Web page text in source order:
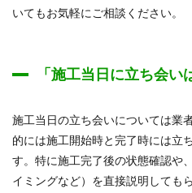
いてもお気軽にご相談ください。
「施工当日に立ち会い
施工当日の立ち会いについては業
的には施工開始時と完了時には立
す。特に施工完了後の状態確認や
イミングなど）を直接説明しても